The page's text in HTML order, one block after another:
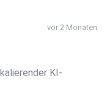
vor 2 Monaten
KI-